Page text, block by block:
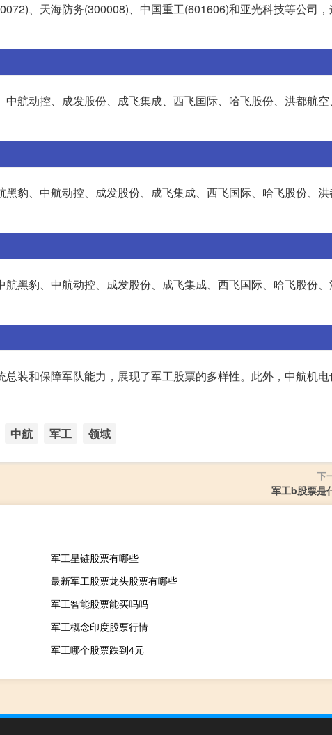
、天海防务(300008)、中国重工(601606)和亚光科技等公司
航动控、成发股份、成飞集成、西飞国际、哈飞股份、洪都航空
豹、中航动控、成发股份、成飞集成、西飞国际、哈飞股份、
黑豹、中航动控、成发股份、成飞集成、西飞国际、哈飞股份
装和保障军队能力，展现了军工股票的多样性。此外，中航机电
中航 军工 领域
下
军工b股票是
军工星链股票有哪些
最新军工股票龙头股票有哪些
军工智能股票能买吗吗
军工概念印度股票行情
军工哪个股票跌到4元